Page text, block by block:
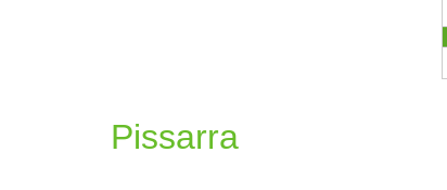
Pissarra